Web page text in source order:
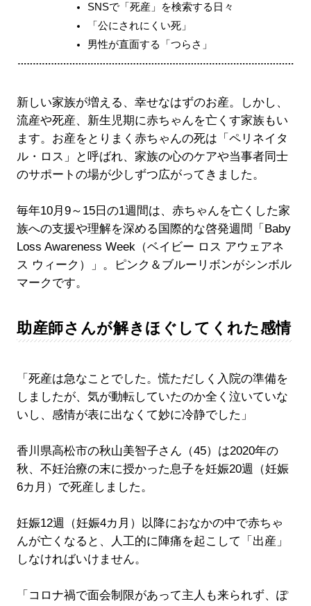
SNSで「死産」を検索する日々
「公にされにくい死」
男性が直面する「つらさ」
新しい家族が増える、幸せなはずのお産。しかし、
流産や死産、新生児期に赤ちゃんを亡くす家族もい
ます。お産をとりまく赤ちゃんの死は「ペリネイタ
ル・ロス」と呼ばれ、家族の心のケアや当事者同士
のサポートの場が少しずつ広がってきました。
毎年10月9～15日の1週間は、赤ちゃんを亡くした家
族への支援や理解を深める国際的な啓発週間「Baby
Loss Awareness Week（ベイビー ロス アウェアネ
ス ウィーク）」。ピンク＆ブルーリボンがシンボル
マークです。
助産師さんが解きほぐしてくれた感情
「死産は急なことでした。慌ただしく入院の準備を
しましたが、気が動転していたのか全く泣いていな
いし、感情が表に出なくて妙に冷静でした」
香川県高松市の秋山美智子さん（45）は2020年の
秋、不妊治療の末に授かった息子を妊娠20週（妊娠
6カ月）で死産しました。
妊娠12週（妊娠4カ月）以降におなかの中で赤ちゃ
んが亡くなると、人工的に陣痛を起こして「出産」
しなければいけません。
「コロナ禍で面会制限があって主人も来られず、ぽ